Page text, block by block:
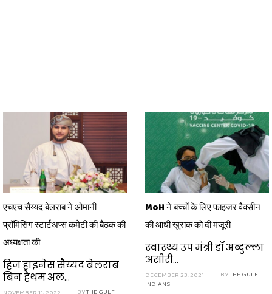
एचएच सैय्यद बेलराब ने ओमानी
प्रॉमिसिंग स्टार्टअप्स कमेटी की बैठक की
अध्यक्षता की
हिज हाइनेस सैय्यद बेलराब
बिन हैथम अल...
NOVEMBER 11, 2022 | BYTHE GULF
MoH ने बच्चों के लिए फाइजर वैक्सीन
की आधी खुराक को दी मंजूरी
स्वास्थ्य उप मंत्री डॉ अब्दुल्ला
असीरी...
DECEMBER 23, 2021 | BYTHE GULF
INDIANS